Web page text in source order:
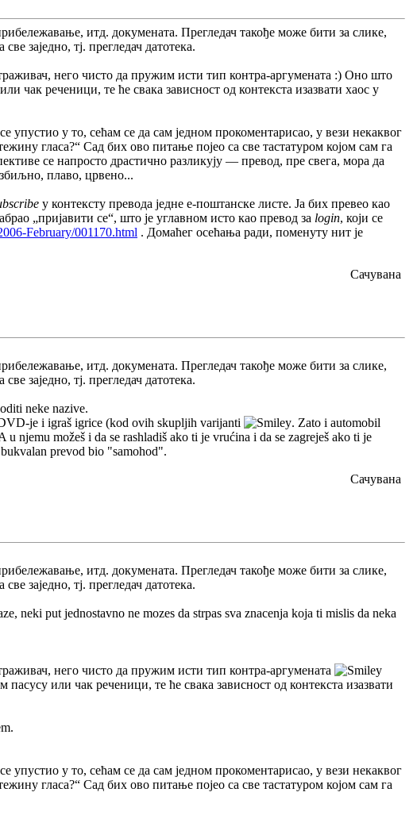
итд. докумената. Прегледач такође може бити за слике,
заједно, тј. прегледач датотека.
него чисто да пружим исти тип контра-аргумената :) Оно што
чак реченици, те ће свака зависност од контекста изазвати хаос у
у то, сећам се да сам једном прокоментарисао, у вези некаквог
гласа?“ Сад бих ово питање појео са све тастатуром којом сам га
се напросто драстично разликују — превод, пре свега, мора да
плаво, црвено...
у контексту превода једне е-поштанске листе. Ја бих превео као
„пријавити се“, што је углавном исто као превод за login, који се
February/001170.html . Домаћег осећања ради, поменуту нит је
Сачувана
итд. докумената. Прегледач такође може бити за слике,
заједно, тј. прегледач датотека.
neke nazive.
je i igraš igrice (kod ovih skupljih varijanti
. Zato i automobil
njemu možeš i da se rashladiš ako ti je vrućina i da se zagreješ ako ti je
prevod bio "samohod".
Сачувана
итд. докумената. Прегледач такође може бити за слике,
заједно, тј. прегледач датотека.
neki put jednostavno ne mozes da strpas sva znacenja koja ti mislis da neka
него чисто да пружим исти тип контра-аргумената
пасусу или чак реченици, те ће свака зависност од контекста изазвати
у то, сећам се да сам једном прокоментарисао, у вези некаквог
гласа?“ Сад бих ово питање појео са све тастатуром којом сам га